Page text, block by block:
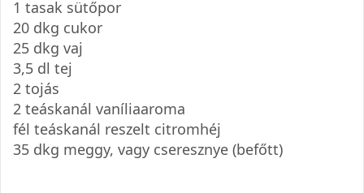
1 tasak sütőpor
20 dkg cukor
25 dkg vaj
3,5 dl tej
2 tojás
2 teáskanál vaníliaaroma
fél teáskanál reszelt citromhéj
35 dkg meggy, vagy cseresznye (befőtt)